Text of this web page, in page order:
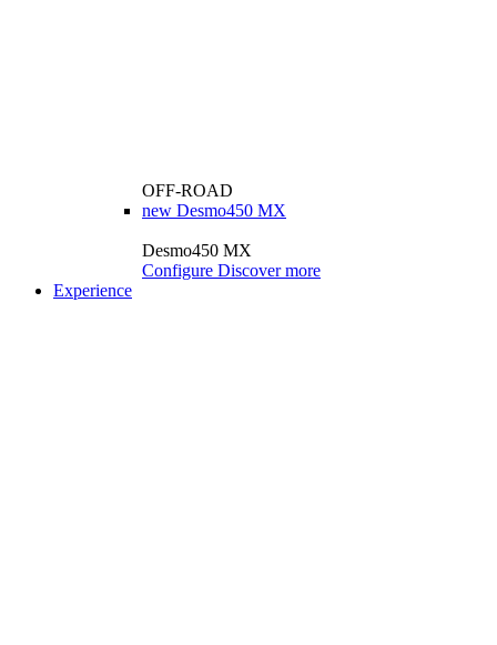
OFF-ROAD
new Desmo450 MX
Desmo450 MX
Configure Discover more
Experience